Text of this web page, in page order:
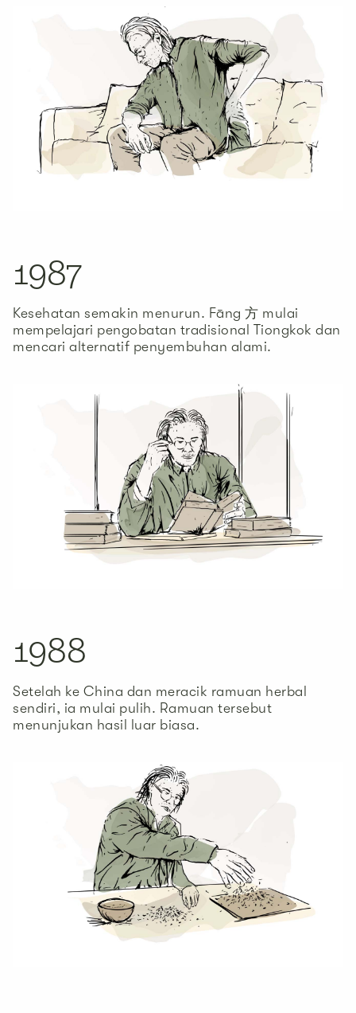
1987
Kesehatan semakin menurun. Fāng 方 mulai
mempelajari pengobatan tradisional Tiongkok dan
mencari alternatif penyembuhan alami.
1988
Setelah ke China dan meracik ramuan herbal
sendiri, ia mulai pulih. Ramuan tersebut
menunjukan hasil luar biasa.